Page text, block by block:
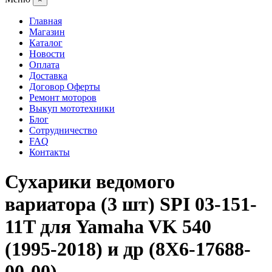
Главная
Магазин
Каталог
Новости
Оплата
Доставка
Договор Оферты
Ремонт моторов
Выкуп мототехники
Блог
Сотрудничество
FAQ
Контакты
Сухарики ведомого
вариатора (3 шт) SPI 03-151-
11T для Yamaha VK 540
(1995-2018) и др (8X6-17688-